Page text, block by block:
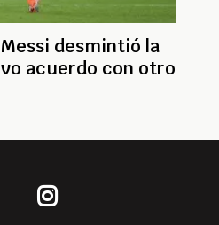
desmintió la
acuerdo con otro